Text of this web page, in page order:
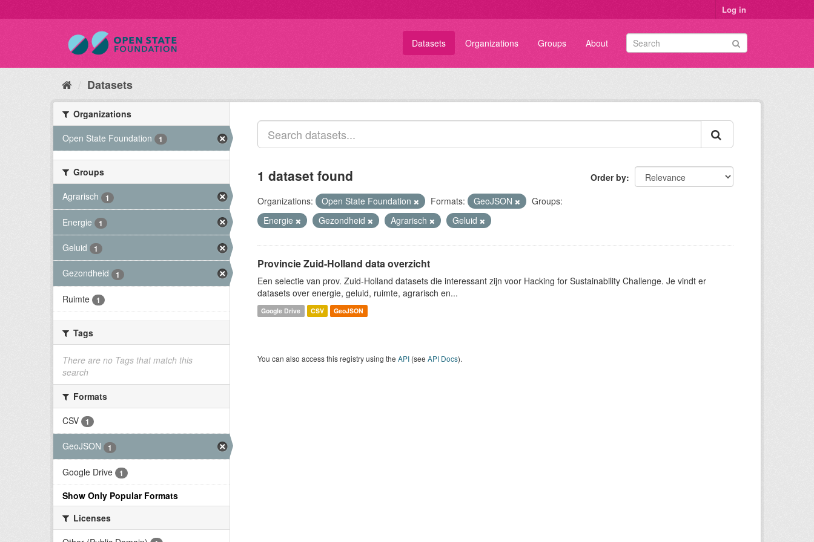
Log in
Datasets Organizations Groups About
Datasets
Organizations
Open State Foundation
1
Groups
Agrarisch
1
Energie 1
Geluid 1
Gezondheid 1
Ruimte 1
Tags
There are no Tags that match this
search
Formats
CSV
1
GeoJSON 1
Google Drive 1
Show Only Popular Formats
Licenses
Order by
1 dataset found
Organizations: Open State Foundation Formats: GeoJSON
Groups:
Energie
Gezondheid Agrarisch Geluid
Provincie Zuid-Holland data overzicht
Een selectie van prov. Zuid-Holland datasets die interessant zijn voor Hacking for Sustainability Challenge. Je vindt er
datasets over energie, geluid, ruimte, agrarisch en...
Google Drive CSV GeoJSON
You can also access this registry using the API (see API Docs).